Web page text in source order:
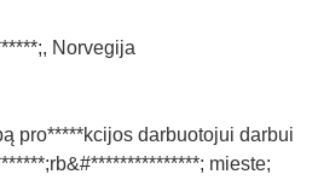
Norvegija
pro*****kcijos darbuotojui darbui
mieste;